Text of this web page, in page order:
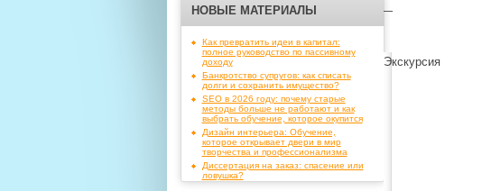
НОВЫЕ МАТЕРИАЛЫ
Как превратить идеи в капитал:
полное руководство по пассивному
доходу
Банкротство супругов: как списать
долги и сохранить имущество?
SEO в 2026 году: почему старые
методы больше не работают и как
выбрать обучение, которое окупится
Дизайн интерьера: Обучение,
которое открывает двери в мир
творчества и профессионализма
Диссертация на заказ: спасение или
ловушка?
—
Экскурсия